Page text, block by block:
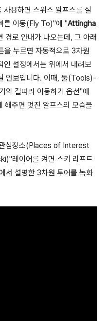
사용하면 스위스 알프스를 잘
른 이동(Fly To)"에 "Attingha
경로 안내가 나오는데, 그 아래
을 누르면 자동적으로 3차원
인 설정에서는 위에서 내려보
안보입니다. 이때, 툴(Tools)-
길따라 이동하기 옵션"에
해주면 멋진 알프스의 모습을
심장소(Places of Interest
레이어를 켜면 스키 리프트
서 설명한 3차원 투어를 녹화